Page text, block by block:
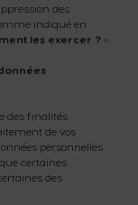
des
indiqué en
les exercer ? ».
des finalités
de vos
personnelles
certaines
des